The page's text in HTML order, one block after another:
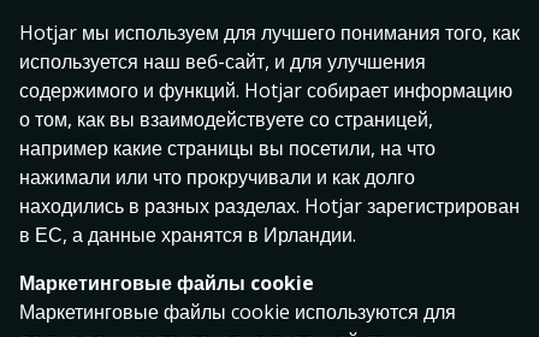
Показать больше
Hotjar мы используем для лучшего понимания того, как
используется наш веб-сайт, и для улучшения
содержимого и функций. Hotjar собирает информацию
о том, как вы взаимодействуете со страницей,
например какие страницы вы посетили, на что
нажимали или что прокручивали и как долго
находились в разных разделах. Hotjar зарегистрирован
в ЕС, а данные хранятся в Ирландии.
Маркетинговые файлы cookie
Маркетинговые файлы cookie используются для